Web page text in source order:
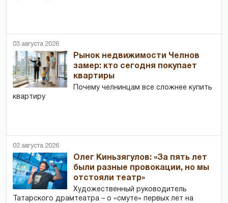
03 августа 2026
Рынок недвижимости Челнов
замер: кто сегодня покупает
квартиры
Почему челнинцам все сложнее купить
квартиру
02 августа 2026
Олег Киньзягулов: «За пять лет
были разные провокации, но мы
отстояли театр»
Художественный руководитель
Татарского драмтеатра – о «смуте» первых лет на